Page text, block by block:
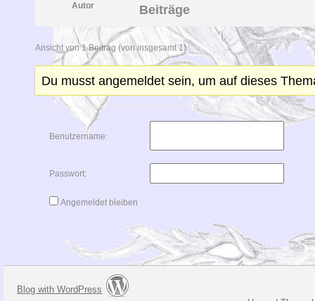
Autor Beiträge
Ansicht von 1 Beitrag (von insgesamt 1)
Du musst angemeldet sein, um auf dieses
Benutzername:
Passwort:
Angemeldet bleiben
Blog with WordPress